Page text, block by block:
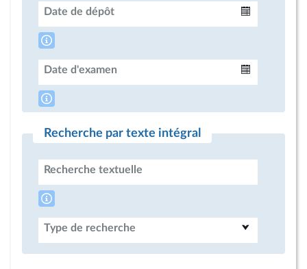
Date de dépôt
Date d'examen
Recherche par texte intégral
Recherche textuelle
Type de recherche